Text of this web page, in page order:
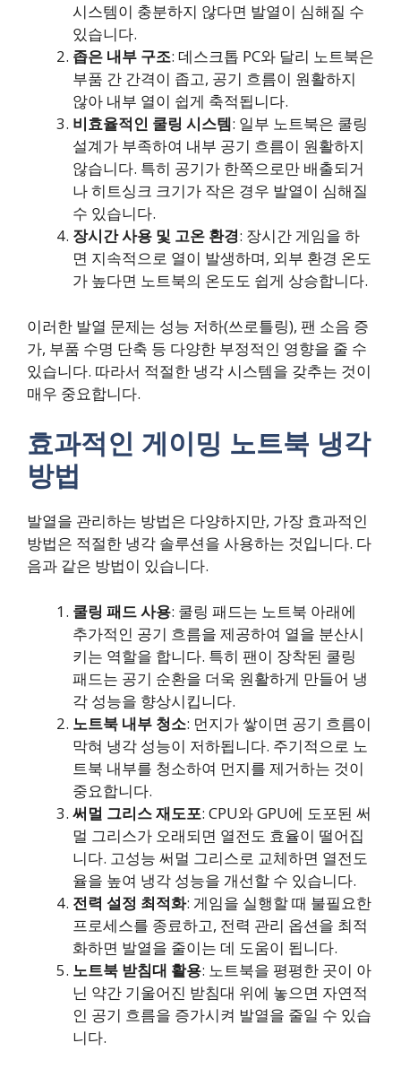
시스템이 충분하지 않다면 발열이 심해질 수
있습니다.
좁은 내부 구조: 데스크톱 PC와 달리 노트북은
부품 간 간격이 좁고, 공기 흐름이 원활하지
않아 내부 열이 쉽게 축적됩니다.
비효율적인 쿨링 시스템: 일부 노트북은 쿨링
설계가 부족하여 내부 공기 흐름이 원활하지
않습니다. 특히 공기가 한쪽으로만 배출되거
나 히트싱크 크기가 작은 경우 발열이 심해질
수 있습니다.
장시간 사용 및 고온 환경: 장시간 게임을 하
면 지속적으로 열이 발생하며, 외부 환경 온도
가 높다면 노트북의 온도도 쉽게 상승합니다.
이러한 발열 문제는 성능 저하(쓰로틀링), 팬 소음 증
가, 부품 수명 단축 등 다양한 부정적인 영향을 줄 수
있습니다. 따라서 적절한 냉각 시스템을 갖추는 것이
매우 중요합니다.
효과적인 게이밍 노트북 냉각
방법
발열을 관리하는 방법은 다양하지만, 가장 효과적인
방법은 적절한 냉각 솔루션을 사용하는 것입니다. 다
음과 같은 방법이 있습니다.
쿨링 패드 사용: 쿨링 패드는 노트북 아래에
추가적인 공기 흐름을 제공하여 열을 분산시
키는 역할을 합니다. 특히 팬이 장착된 쿨링
패드는 공기 순환을 더욱 원활하게 만들어 냉
각 성능을 향상시킵니다.
노트북 내부 청소: 먼지가 쌓이면 공기 흐름이
막혀 냉각 성능이 저하됩니다. 주기적으로 노
트북 내부를 청소하여 먼지를 제거하는 것이
중요합니다.
써멀 그리스 재도포: CPU와 GPU에 도포된 써
멀 그리스가 오래되면 열전도 효율이 떨어집
니다. 고성능 써멀 그리스로 교체하면 열전도
율을 높여 냉각 성능을 개선할 수 있습니다.
전력 설정 최적화: 게임을 실행할 때 불필요한
프로세스를 종료하고, 전력 관리 옵션을 최적
화하면 발열을 줄이는 데 도움이 됩니다.
노트북 받침대 활용: 노트북을 평평한 곳이 아
닌 약간 기울어진 받침대 위에 놓으면 자연적
인 공기 흐름을 증가시켜 발열을 줄일 수 있습
니다.